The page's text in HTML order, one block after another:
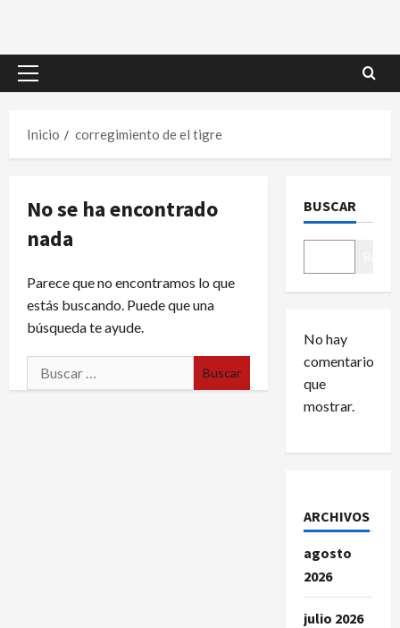
Menú
Inicio
corregimiento de el tigre
No se ha encontrado
nada
Parece que no encontramos lo que
estás buscando. Puede que una
búsqueda te ayude.
Buscar:
BUSCAR
No hay
comentarios
que
mostrar.
ARCHIVOS
agosto
2026
julio 2026